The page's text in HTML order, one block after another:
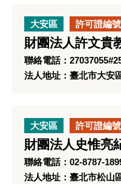
大安區 許可證編
財團法人許文貴
聯絡電話：
法人地址：臺北市大安
大安區 許可證編
財團法人史惟亮
聯絡電話：02-8787-
法人地址：臺北市松山